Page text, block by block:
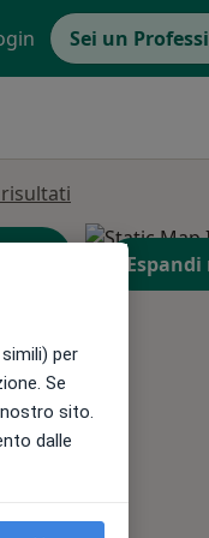
Sei un
Mar,
11 Ago
per
Se
sito.
dalle